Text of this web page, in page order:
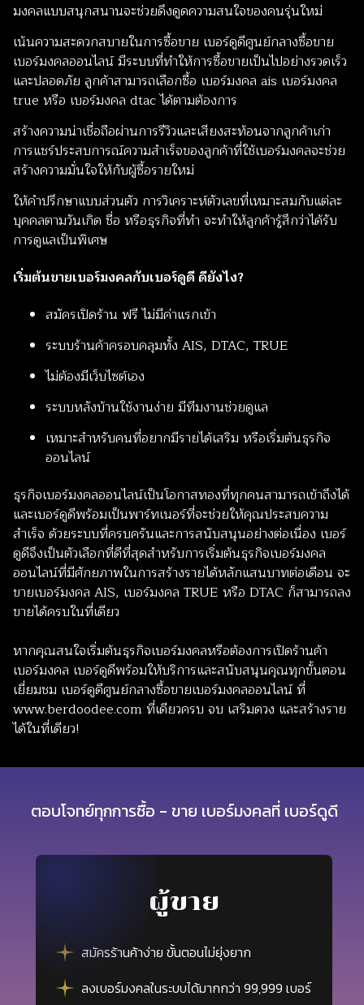
มงคลแบบสนุกสนานจะช่วยดึงดูดความสนใจของคนรุ่นใหม่
เน้นความสะดวกสบายในการซื้อขาย เบอร์ดูดีศูนย์กลางซื้อขาย
เบอร์มงคลออนไลน์ มีระบบที่ทำให้การซื้อขายเป็นไปอย่างรวดเร็ว
และปลอดภัย ลูกค้าสามารถเลือกซื้อ เบอร์มงคล ais เบอร์มงคล
true หรือ เบอร์มงคล dtac ได้ตามต้องการ
สร้างความน่าเชื่อถือผ่านการรีวิวและเสียงสะท้อนจากลูกค้าเก่า
การแชร์ประสบการณ์ความสำเร็จของลูกค้าที่ใช้เบอร์มงคลจะช่วย
สร้างความมั่นใจให้กับผู้ซื้อรายใหม่
ให้คำปรึกษาแบบส่วนตัว การวิเคราะห์ตัวเลขที่เหมาะสมกับแต่ละ
บุคคลตามวันเกิด ชื่อ หรือธุรกิจที่ทำ จะทำให้ลูกค้ารู้สึกว่าได้รับ
การดูแลเป็นพิเศษ
เริ่มต้นขายเบอร์มงคลกับเบอร์ดูดี ดียังไง?
สมัครเปิดร้าน ฟรี ไม่มีค่าแรกเข้า
ระบบร้านค้าครอบคลุมทั้ง AIS, DTAC, TRUE
ไม่ต้องมีเว็บไซต์เอง
ระบบหลังบ้านใช้งานง่าย มีทีมงานช่วยดูแล
เหมาะสำหรับคนที่อยากมีรายได้เสริม หรือเริ่มต้นธุรกิจ
ออนไลน์
ธุรกิจเบอร์มงคลออนไลน์เป็นโอกาสทองที่ทุกคนสามารถเข้าถึงได้
และเบอร์ดูดีพร้อมเป็นพาร์ทเนอร์ที่จะช่วยให้คุณประสบความ
สำเร็จ ด้วยระบบที่ครบครันและการสนับสนุนอย่างต่อเนื่อง เบอร์
ดูดีจึงเป็นตัวเลือกที่ดีที่สุดสำหรับการเริ่มต้นธุรกิจเบอร์มงคล
ออนไลน์ที่มีศักยภาพในการสร้างรายได้หลักแสนบาทต่อเดือน จะ
ขายเบอร์มงคล AIS, เบอร์มงคล TRUE หรือ DTAC ก็สามารถลง
ขายได้ครบในที่เดียว
หากคุณสนใจเริ่มต้นธุรกิจเบอร์มงคลหรือต้องการเปิดร้านค้า
เบอร์มงคล เบอร์ดูดีพร้อมให้บริการและสนับสนุนคุณทุกขั้นตอน
เยี่ยมชม เบอร์ดูดีศูนย์กลางซื้อขายเบอร์มงคลออนไลน์ ที่
www.berdoodee.com ที่เดียวครบ จบ เสริมดวง และสร้างราย
ได้ในที่เดียว!
ตอบโจทย์ทุกการซื้อ - ขาย เบอร์มงคลที่ เบอร์ดูดี
ผู้ขาย
สมัครร้านค้าง่าย ขั้นตอนไม่ยุ่งยาก
ลงเบอร์มงคลในระบบได้มากกว่า 99,999 เบอร์